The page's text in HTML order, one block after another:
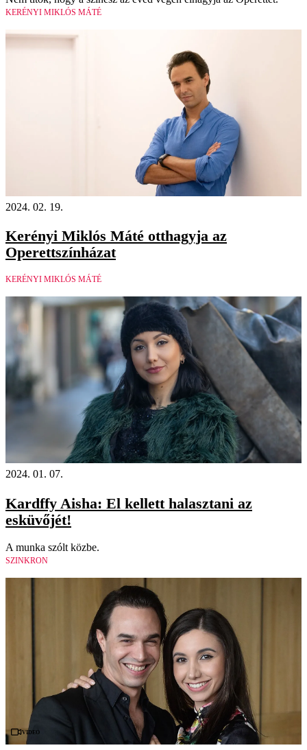
KERÉNYI MIKLÓS MÁTÉ
2024. 02. 19.
Kerényi Miklós Máté otthagyja az
Operettszínházat
KERÉNYI MIKLÓS MÁTÉ
2024. 01. 07.
Kardffy Aisha: El kellett halasztani az
esküvőjét!
A munka szólt közbe.
SZINKRON
Videó